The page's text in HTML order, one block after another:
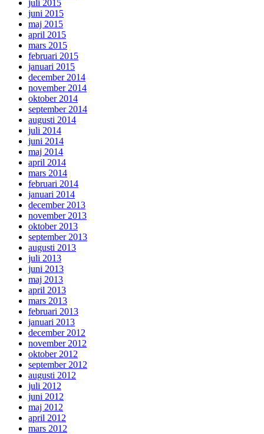
juli 2015
juni 2015
maj 2015
april 2015
mars 2015
februari 2015
januari 2015
december 2014
november 2014
oktober 2014
september 2014
augusti 2014
juli 2014
juni 2014
maj 2014
april 2014
mars 2014
februari 2014
januari 2014
december 2013
november 2013
oktober 2013
september 2013
augusti 2013
juli 2013
juni 2013
maj 2013
april 2013
mars 2013
februari 2013
januari 2013
december 2012
november 2012
oktober 2012
september 2012
augusti 2012
juli 2012
juni 2012
maj 2012
april 2012
mars 2012